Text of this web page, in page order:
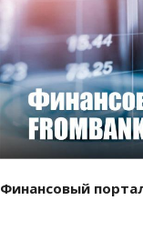
Финансовый портал